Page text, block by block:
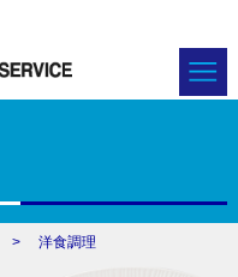
洋食調理